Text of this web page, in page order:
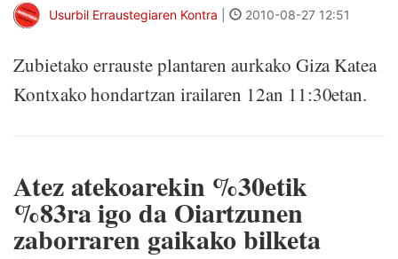
Usurbil Erraustegiaren Kontra 2010-08-27 12:51
Zubietako errauste plantaren aurkako Giza Katea
Kontxako hondartzan irailaren 12an 11:30etan.
Atez atekoarekin %30etik
%83ra igo da Oiartzunen
zaborraren gaikako bilketa